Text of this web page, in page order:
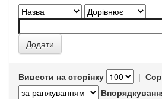
Вивести на сторінку |